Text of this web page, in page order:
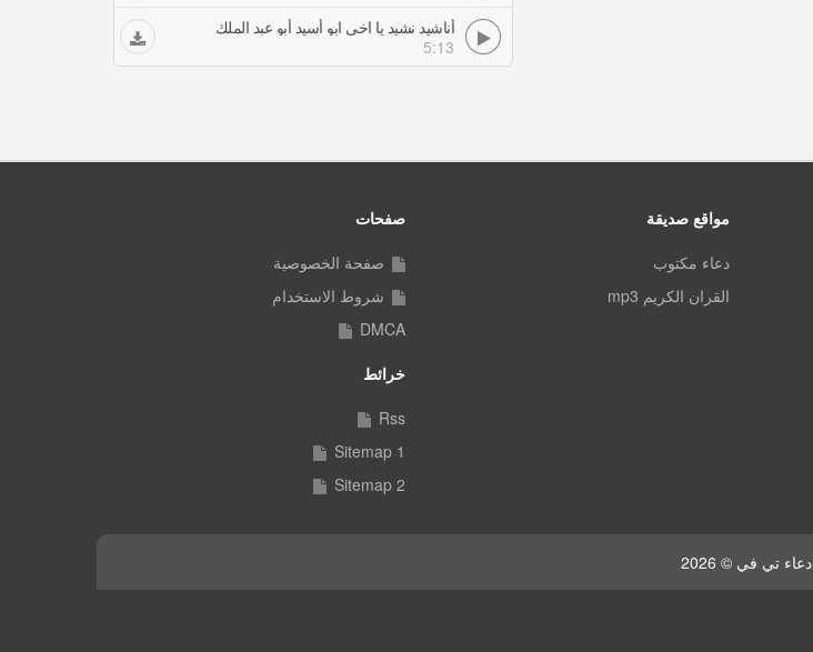
أناشيد نشيد يا اخي ابو أسيد أبو عبد الملك
5:13
مواقع صديقة
دعاء مكتوب
القران الكريم mp3
صفحات
صفحة الخصوصية
شروط الاستخدام
DMCA
خرائط
Rss
Sitemap 1
Sitemap 2
دعاء تي في © 2026